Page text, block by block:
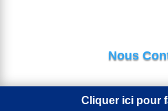
Nous
Cliquer ici pour